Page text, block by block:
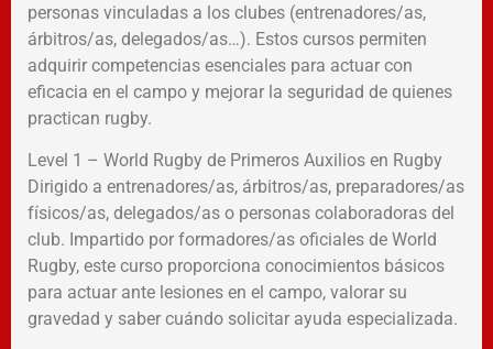
personas vinculadas a los clubes (entrenadores/as,
árbitros/as, delegados/as…). Estos cursos permiten
adquirir competencias esenciales para actuar con
eficacia en el campo y mejorar la seguridad de quienes
practican rugby.
Level 1 – World Rugby de Primeros Auxilios en Rugby
Dirigido a entrenadores/as, árbitros/as, preparadores/as
físicos/as, delegados/as o personas colaboradoras del
club. Impartido por formadores/as oficiales de World
Rugby, este curso proporciona conocimientos básicos
para actuar ante lesiones en el campo, valorar su
gravedad y saber cuándo solicitar ayuda especializada.